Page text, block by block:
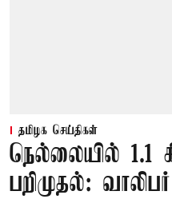
தமிழக செய்திகள்
நெல்லையில் 1.1
பறிமுதல்: